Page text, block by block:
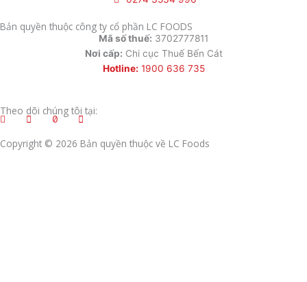
Bản quyền thuộc công ty cổ phần LC FOODS
Mã số thuế: 3702777811
Nơi cấp: Chi cục Thuế Bến Cát
Hotline: 1900 636 735
Theo dõi chúng tôi tại:
Copyright © 2026 Bản quyền thuộc về LC Foods